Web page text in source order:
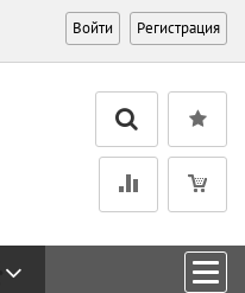
Войти Регистрация